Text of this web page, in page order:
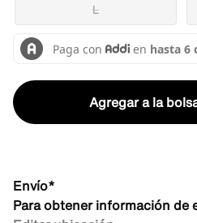
L
Agregar a la
Envío*
Para obtener información de